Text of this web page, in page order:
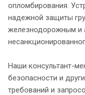
опломбирования.
надежной защиты
железнодорожным и
Наши консультант-
безопасности и
требований и